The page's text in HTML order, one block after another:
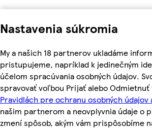
Nastavenia súkromia
My a našich 18 partnerov ukladáme
pristupujeme, napríklad k jedinečným
účelom spracúvania osobných údajov.
spravovať voľbou Prijať alebo
Pravidlách pre ochranu osobných údajov
našim partnerom a neovplyvnia údaje o
zmení spôsob, akým vám prispôsobíme